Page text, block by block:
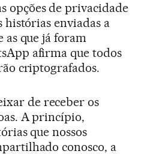
opções de privacidade
histórias enviadas a
que já foram
afirma que todos
criptografados.
de receber os
A princípio,
que nossos
conosco, a